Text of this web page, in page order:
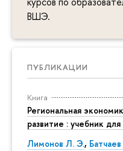
ВШЭ.
ПУБЛИКАЦИИ
Книга
Региональная
развитие : учебник для
Лимонов Л. Э.,